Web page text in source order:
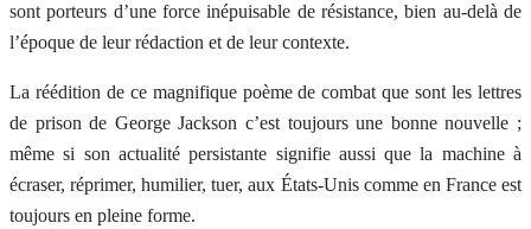
sont porteurs d’une force inépuisable de résistance, bien au-delà de
l’époque de leur rédaction et de leur contexte.
La réédition de ce magnifique poème de combat que sont les lettres
de prison de George Jackson c’est toujours une bonne nouvelle ;
même si son actualité persistante signifie aussi que la machine à
écraser, réprimer, humilier, tuer, aux États-Unis comme en France est
toujours en pleine forme.